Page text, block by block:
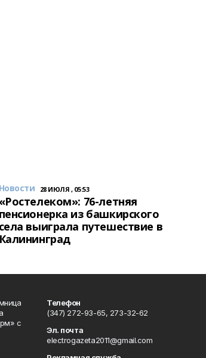
Новости 28 ИЮЛЯ , 05:53
«Ростелеком»: 76-летняя
пенсионерка из башкирского
села выиграла путешествие в
Калининград
с
Телефон
(347) 272-93-65, 273-32-62
Эл. почта
electrogazeta2011@gmail.com